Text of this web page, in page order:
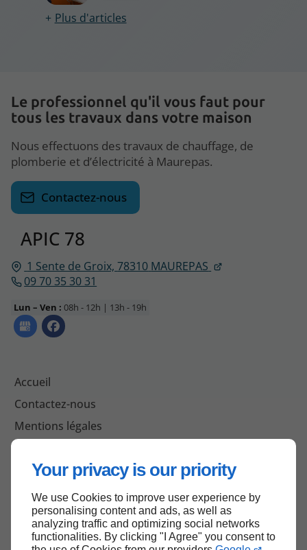
Your privacy is our priority
We use Cookies to improve user experience by
personalising content and ads, as well as
analyzing traffic and optimizing social networks
functionalities. By clicking "I Agree" you consent to
Plus d'articles
APIC 78
1 Sente de Groix,78310 MAUREPAS
09 70 35 30 31
Lun – Ven :08h - 12h | 13h - 19h
Accueil
Contactez-nous
Mentions légales
Le professionnel qu'il vous faut pour
tous les travaux dans votre maison
Nous effectuons des travaux de chauffage, de
plomberie et d’électricité à Maurepas.
Contactez-nous
Haut de page